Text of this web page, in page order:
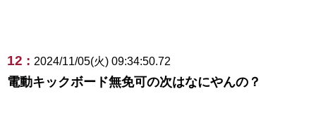
12 : 2024/11/05(火) 09:34:50.72
電動キックボード無免可の次はなにやんの？